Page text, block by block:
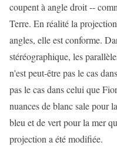
coupent à angle droit --
Terre. En réalité la
angles, elle est conforme.
stéréographique, les
n'est peut-être pas le cas
pas le cas dans celui que
nuances de blanc sale pour
bleu et de vert pour la mer
projection a été modifiée.